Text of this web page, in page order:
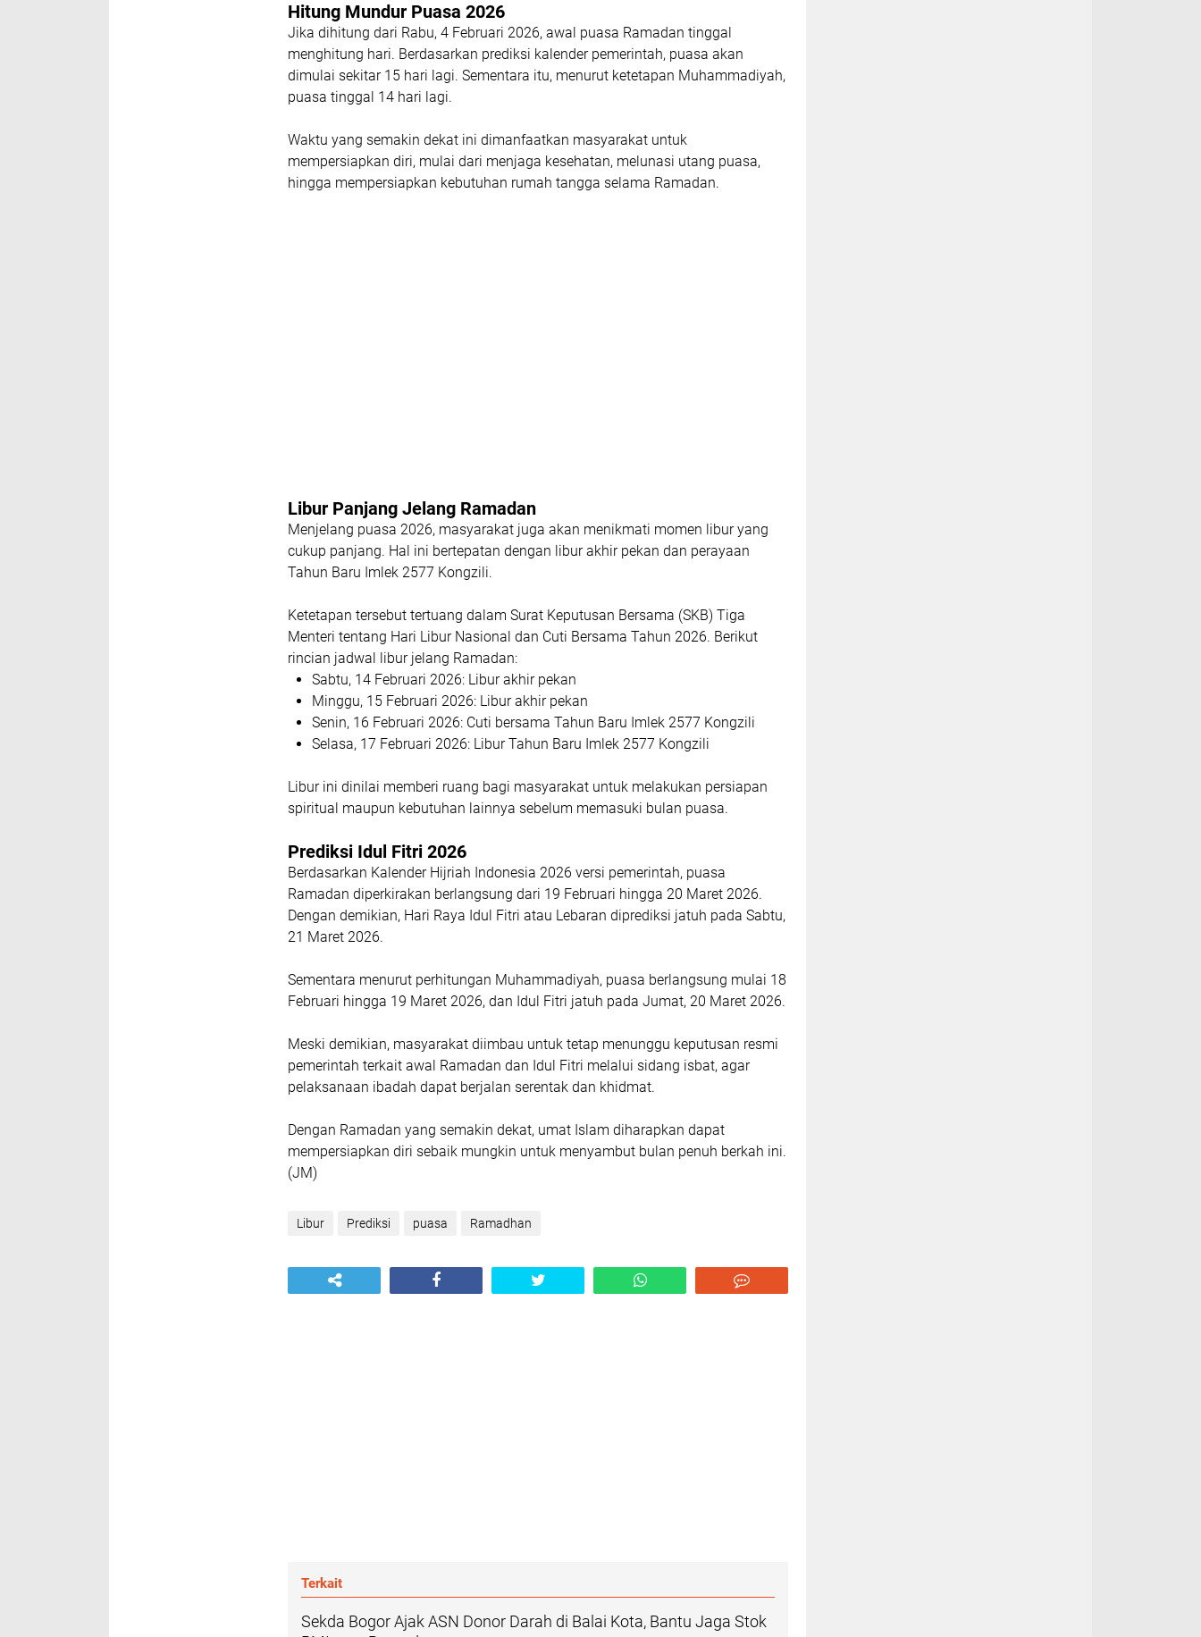
Hitung Mundur Puasa 2026
Jika dihitung dari Rabu, 4 Februari 2026, awal puasa Ramadan tinggal
menghitung hari. Berdasarkan prediksi kalender pemerintah, puasa akan
dimulai sekitar 15 hari lagi. Sementara itu, menurut ketetapan Muhammadiyah,
puasa tinggal 14 hari lagi.
Waktu yang semakin dekat ini dimanfaatkan masyarakat untuk
mempersiapkan diri, mulai dari menjaga kesehatan, melunasi utang puasa,
hingga mempersiapkan kebutuhan rumah tangga selama Ramadan.
Libur Panjang Jelang Ramadan
Menjelang puasa 2026, masyarakat juga akan menikmati momen libur yang
cukup panjang. Hal ini bertepatan dengan libur akhir pekan dan perayaan
Tahun Baru Imlek 2577 Kongzili.
Ketetapan tersebut tertuang dalam Surat Keputusan Bersama (SKB) Tiga
Menteri tentang Hari Libur Nasional dan Cuti Bersama Tahun 2026. Berikut
rincian jadwal libur jelang Ramadan:
Sabtu, 14 Februari 2026: Libur akhir pekan
Minggu, 15 Februari 2026: Libur akhir pekan
Senin, 16 Februari 2026: Cuti bersama Tahun Baru Imlek 2577 Kongzili
Selasa, 17 Februari 2026: Libur Tahun Baru Imlek 2577 Kongzili
Libur ini dinilai memberi ruang bagi masyarakat untuk melakukan persiapan
spiritual maupun kebutuhan lainnya sebelum memasuki bulan puasa.
Prediksi Idul Fitri 2026
Berdasarkan Kalender Hijriah Indonesia 2026 versi pemerintah, puasa
Ramadan diperkirakan berlangsung dari 19 Februari hingga 20 Maret 2026.
Dengan demikian, Hari Raya Idul Fitri atau Lebaran diprediksi jatuh pada Sabtu,
21 Maret 2026.
Sementara menurut perhitungan Muhammadiyah, puasa berlangsung mulai 18
Februari hingga 19 Maret 2026, dan Idul Fitri jatuh pada Jumat, 20 Maret 2026.
Meski demikian, masyarakat diimbau untuk tetap menunggu keputusan resmi
pemerintah terkait awal Ramadan dan Idul Fitri melalui sidang isbat, agar
pelaksanaan ibadah dapat berjalan serentak dan khidmat.
Dengan Ramadan yang semakin dekat, umat Islam diharapkan dapat
mempersiapkan diri sebaik mungkin untuk menyambut bulan penuh berkah ini.
(JM)
Libur Prediksi puasa Ramadhan
Terkait
Sekda Bogor Ajak ASN Donor Darah di Balai Kota, Bantu Jaga Stok